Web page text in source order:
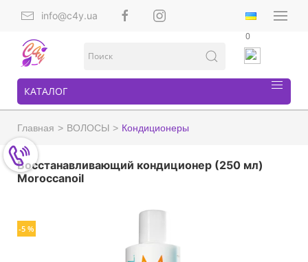
info@c4y.ua
0
КАТАЛОГ
Главная ВОЛОСЫ Кондиционеры
Восстанавливающий кондиционер (250 мл)
Moroccanoil
-5 %